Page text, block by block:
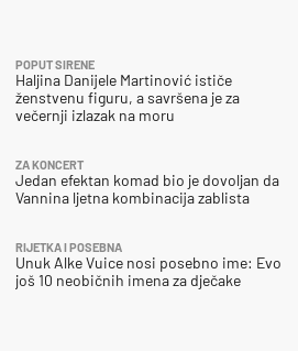
POPUT SIRENE
Haljina Danijele Martinović ističe
ženstvenu figuru, a savršena je za
večernji izlazak na moru
ZA KONCERT
Jedan efektan komad bio je dovoljan da
Vannina ljetna kombinacija zablista
RIJETKA I POSEBNA
Unuk Alke Vuice nosi posebno ime: Evo
još 10 neobičnih imena za dječake